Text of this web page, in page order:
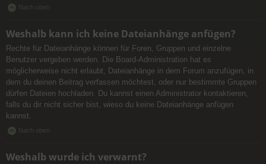
Nach oben
Weshalb kann ich keine Dateianhänge anfügen?
Rechte für Dateianhänge können für Foren, Gruppen und einzelne
Benutzer vergeben werden. Die Board-Administration hat es
möglicherweise nicht erlaubt, Dateianhänge in dem Forum anzufügen, in
dem du deinen Beitrag verfassen möchtest, oder nur bestimmte Gruppen
dürfen Dateien hochladen. Du kannst einen Administrator kontaktieren,
falls du dir nicht sicher bist, wieso du keine Dateianhänge anfügen
kannst.
Nach oben
Weshalb wurde ich verwarnt?